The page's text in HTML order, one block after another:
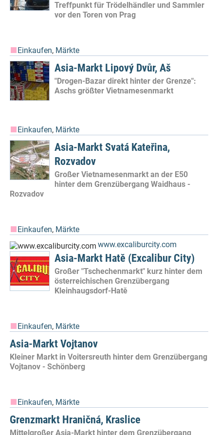
Treffpunkt für Trödelhändler und Sammler
vor den Toren von Prag
Einkaufen, Märkte
Asia-Markt Lipový Dvůr, Aš
"Drogen-Bazar direkt hinter der Grenze":
Aschs größter Vietnamesenmarkt
Einkaufen, Märkte
Asia-Markt Svatá Kateřina,
Rozvadov
Großer Vietnamesenmarkt an der E50
hinter dem Grenzübergang Waidhaus -
Rozvadov
Einkaufen, Märkte
www.excaliburcity.com
Asia-Markt Hatě (Excalibur City)
Großer "Tschechenmarkt" kurz hinter dem
österreichischen Grenzübergang
Kleinhaugsdorf-Hatě
Einkaufen, Märkte
Asia-Markt Vojtanov
Kleiner Markt in Voitersreuth hinter dem Grenzübergang
Vojtanov - Schönberg
Einkaufen, Märkte
Grenzmarkt Hraničná, Kraslice
Mittelgroßer Asia-Markt hinter dem Grenzübergang